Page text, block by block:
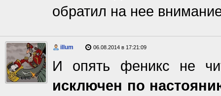
обратил на нее
illum 06.08.2014 в 17:21:09
И опять феникс не
исключен по